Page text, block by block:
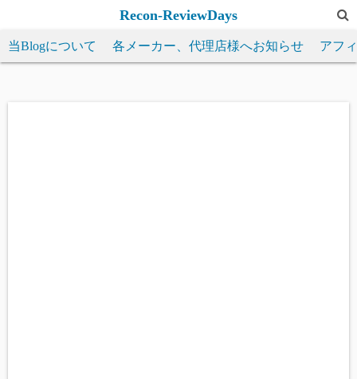
テ
Recon-ReviewDays
当Blogについて 各メーカー、代理店様へお知らせ アフ